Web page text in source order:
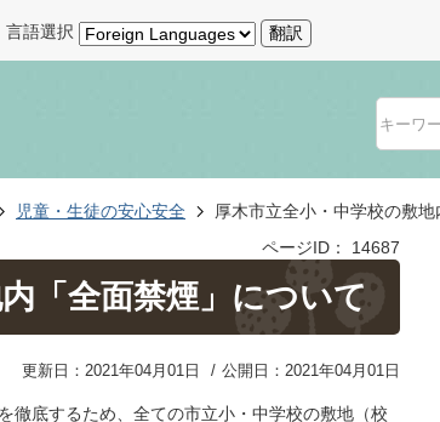
言語選択 翻訳
児童・生徒の安心安全
厚木市立全小・中学校の敷
ページID：
14687
「全面禁煙」について
更新日：2021年04月01日 公開日：2021年04月01日
徹底するため、全ての市立小・中学校の敷地（校